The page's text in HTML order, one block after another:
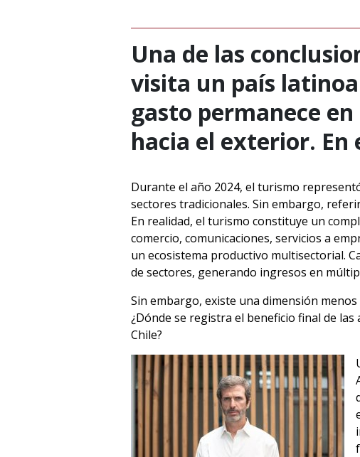
Una de las
visita un país
gasto permanece
hacia el exterior. En
Durante el año 2024, el turismo
sectores tradicionales. Sin embargo,
En realidad, el turismo constituye un
comercio, comunicaciones, servicios a
un ecosistema productivo multisectorial.
de sectores, generando ingresos en
Sin embargo, existe una dimensión
¿Dónde se registra el beneficio final de
Chile?